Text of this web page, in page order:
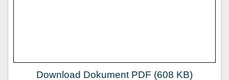
Download Dokument PDF (608 KB)